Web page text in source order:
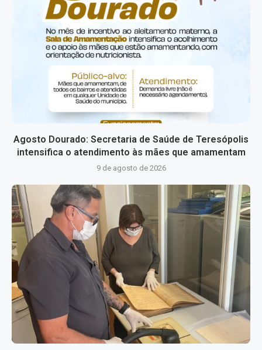
Agosto Dourado: Secretaria de Saúde de Teresópolis
intensifica o atendimento às mães que amamentam
9 de agosto de 2026